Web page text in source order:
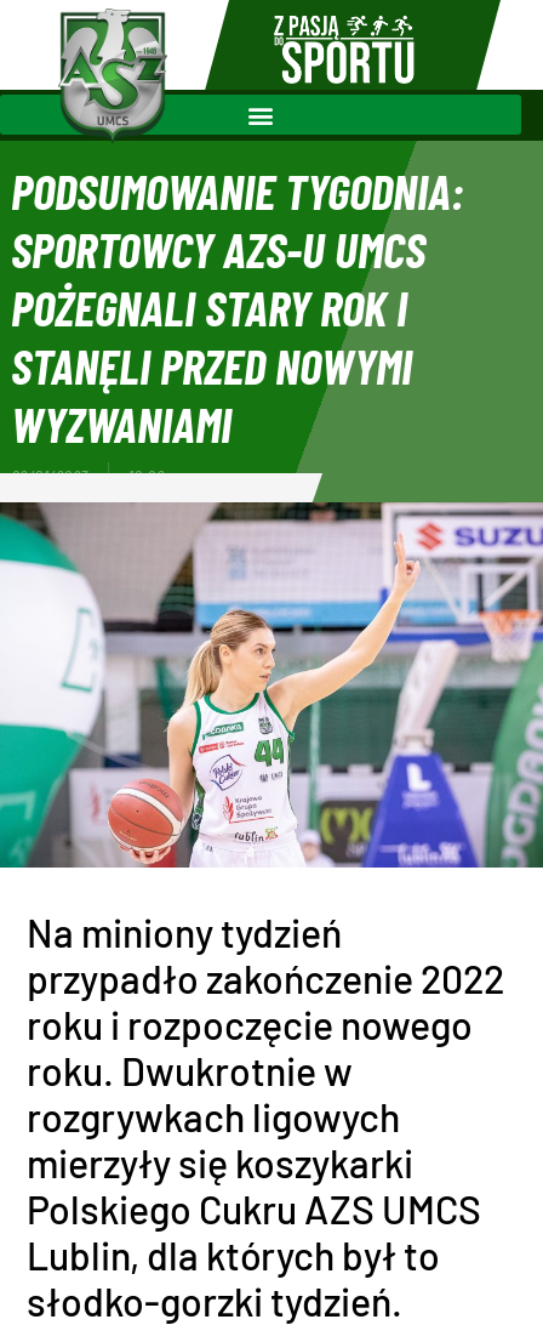
PODSUMOWANIE TYGODNIA:
SPORTOWCY AZS-U UMCS
POŻEGNALI STARY ROK I
STANĘLI PRZED NOWYMI
WYZWANIAMI
02/01/2023 10:02
Na miniony tydzień
przypadło zakończenie 2022
roku i rozpoczęcie nowego
roku. Dwukrotnie w
rozgrywkach ligowych
mierzyły się koszykarki
Polskiego Cukru AZS UMCS
Lublin, dla których był to
słodko-gorzki tydzień.